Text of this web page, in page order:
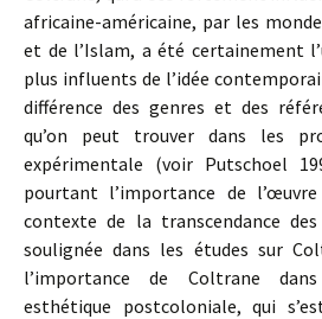
africaine-américaine, par les
et de l’Islam, a été certainement
plus influents de l’idée
différence des genres et des
qu’on peut trouver dans les
expérimentale (voir Putschoel
pourtant l’importance de
contexte de la transcendance
soulignée dans les études sur
l’importance de Coltrane dans
esthétique postcoloniale, qui